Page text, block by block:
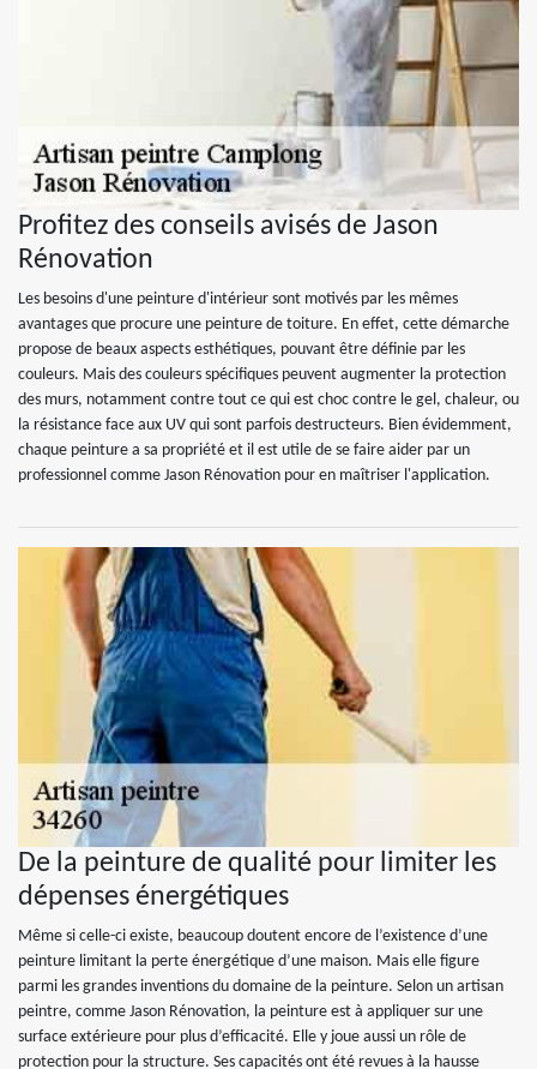
Profitez des conseils avisés de Jason
Rénovation
Les besoins d'une peinture d'intérieur sont motivés par les mêmes
avantages que procure une peinture de toiture. En effet, cette démarche
propose de beaux aspects esthétiques, pouvant être définie par les
couleurs. Mais des couleurs spécifiques peuvent augmenter la protection
des murs, notamment contre tout ce qui est choc contre le gel, chaleur, ou
la résistance face aux UV qui sont parfois destructeurs. Bien évidemment,
chaque peinture a sa propriété et il est utile de se faire aider par un
professionnel comme Jason Rénovation pour en maîtriser l'application.
De la peinture de qualité pour limiter les
dépenses énergétiques
Même si celle-ci existe, beaucoup doutent encore de l’existence d’une
peinture limitant la perte énergétique d’une maison. Mais elle figure
parmi les grandes inventions du domaine de la peinture. Selon un artisan
peintre, comme Jason Rénovation, la peinture est à appliquer sur une
surface extérieure pour plus d’efficacité. Elle y joue aussi un rôle de
protection pour la structure. Ses capacités ont été revues à la hausse